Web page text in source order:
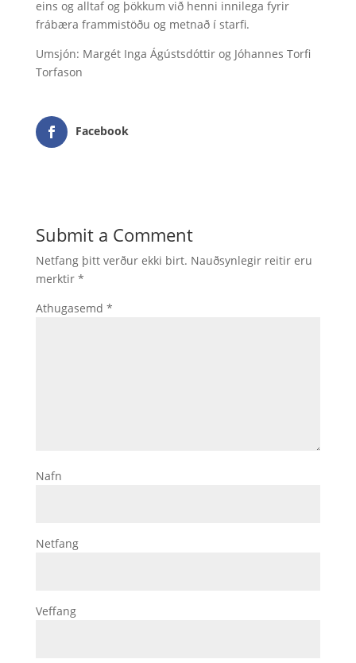
eins og alltaf og þökkum við henni innilega fyrir
frábæra frammistöðu og metnað í starfi.
Umsjón: Margét Inga Ágústsdóttir og Jóhannes Torfi
Torfason
Facebook
Submit a Comment
Netfang þitt verður ekki birt. Nauðsynlegir reitir eru
merktir *
Athugasemd *
Nafn
Netfang
Veffang